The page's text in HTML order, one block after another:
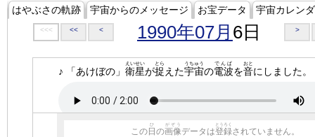
はやぶさの軌跡 宇宙からのメッセージ お宝データ 宇宙カレン
<<< << < 1990年07月 6日 >
♪ 「あけぼの」 衛星
えいせい
が捉
とら
えた宇宙
うちゅう
の電波
でんぱ
を音
おと
にしました。
この 日
ひ
の画像
がぞう
データは登録
とうろく
されていません。